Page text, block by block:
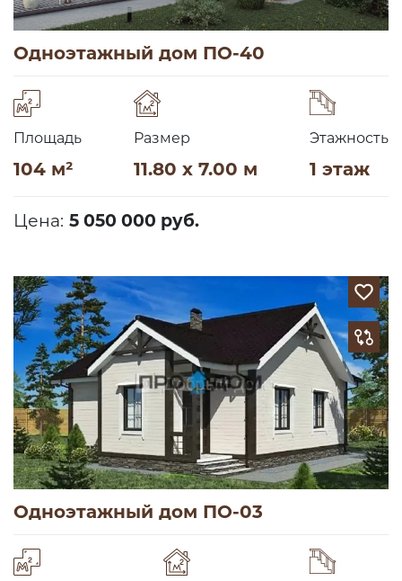
Одноэтажный дом ПО-40
Площадь
104 м²
Размер
11.80 x 7.00 м
Этажность
1 этаж
Цена: 5 050 000 руб.
Одноэтажный дом ПО-03